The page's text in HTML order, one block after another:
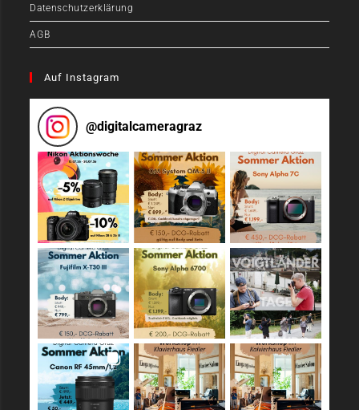
Datenschutzerklärung
AGB
Auf Instagram
@digitalcameragraz